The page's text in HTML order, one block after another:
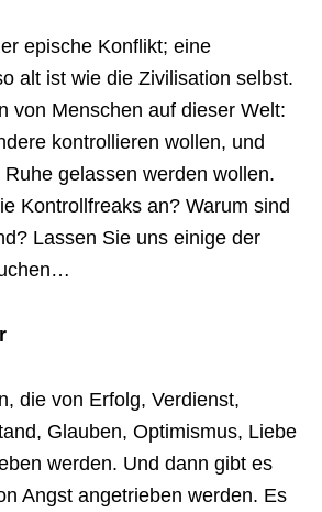
epische Konflikt; eine
alt ist wie die Zivilisation selbst.
von Menschen auf dieser Welt:
kontrollieren wollen, und
gelassen werden wollen.
Kontrollfreaks an? Warum sind
Lassen Sie uns einige der
die von Erfolg, Verdienst,
Glauben, Optimismus, Liebe
werden. Und dann gibt es
Angst angetrieben werden. Es